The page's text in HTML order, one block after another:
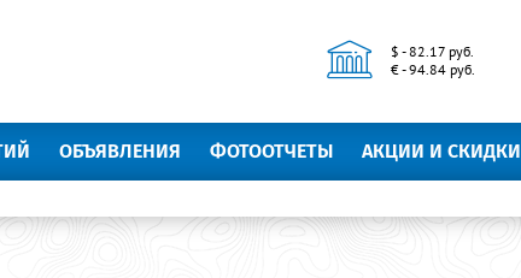
$ - 82.17 руб.
€ - 94.84 руб.
ОБЪЯВЛЕНИЯ ФОТООТЧЕТЫ АКЦИИ И СКИДКИ